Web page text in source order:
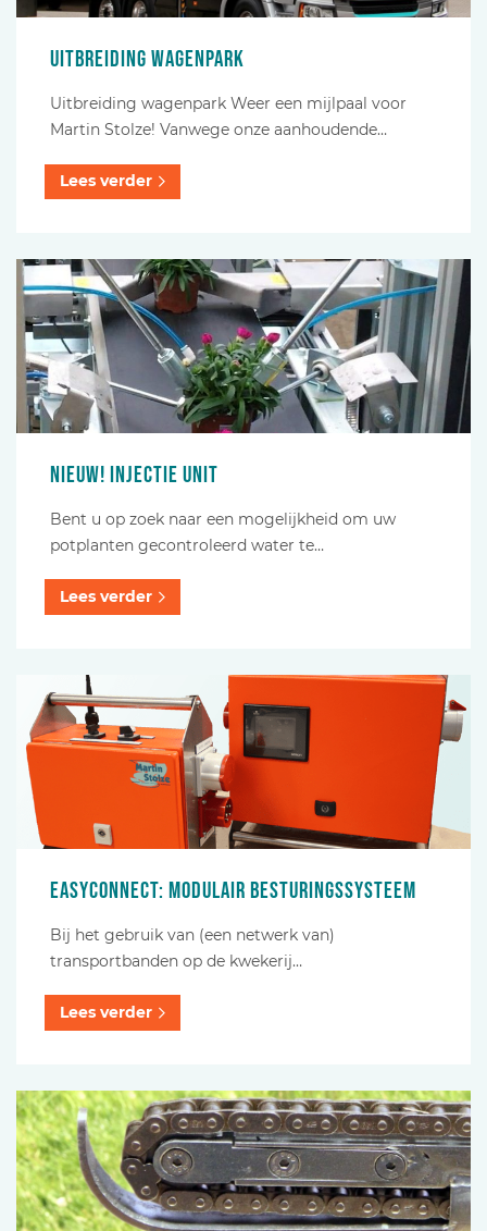
Uitbreiding wagenpark
Uitbreiding wagenpark Weer een mijlpaal voor
Martin Stolze! Vanwege onze aanhoudende…
Lees verder
Nieuw! INJECTIE UNIT
Bent u op zoek naar een mogelijkheid om uw
potplanten gecontroleerd water te…
Lees verder
EasyConnect: Modulair besturingssysteem
Bij het gebruik van (een netwerk van)
transportbanden op de kwekerij…
Lees verder